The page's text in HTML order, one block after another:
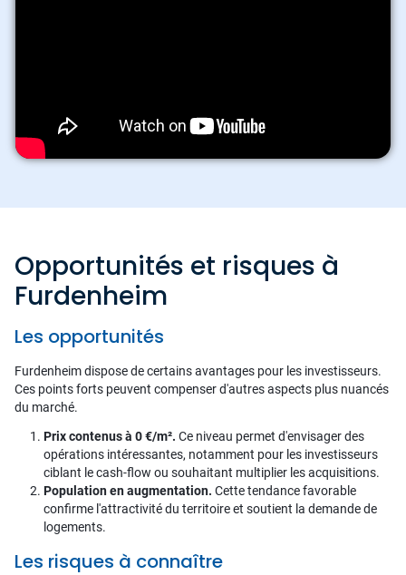
Opportunités et risques à
Furdenheim
Les opportunités
Furdenheim dispose de certains avantages pour les investisseurs.
Ces points forts peuvent compenser d'autres aspects plus nuancés
du marché.
Prix contenus à 0 €/m². Ce niveau permet d'envisager des
opérations intéressantes, notamment pour les investisseurs
ciblant le cash-flow ou souhaitant multiplier les acquisitions.
Population en augmentation. Cette tendance favorable
confirme l'attractivité du territoire et soutient la demande de
logements.
Les risques à connaître